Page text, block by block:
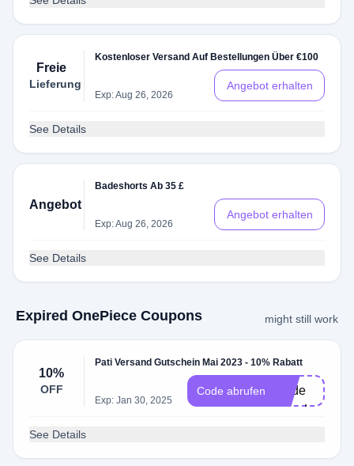
Freie
Lieferung
Kostenloser Versand Auf Bestellungen Über €100
Exp: Aug 26, 2026
Angebot erhalten
See Details
Angebot
Badeshorts Ab 35 £
Exp: Aug 26, 2026
Angebot erhalten
See Details
Expired OnePiece Coupons might still work
10%
OFF
Pati Versand Gutschein Mai 2023 - 10% Rabatt
Exp: Jan 30, 2025
Code abrufen
Code
erforderlich
See Details